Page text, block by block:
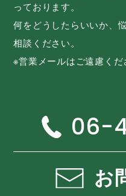
っております。
何をどうしたらいいか、
相談ください。
※営業メールはご遠慮くだ
06-
お